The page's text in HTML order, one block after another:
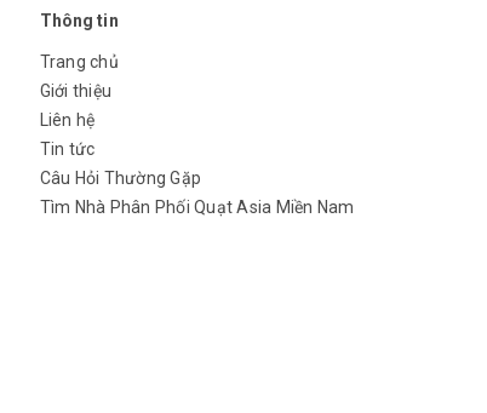
Thông tin
Trang chủ
Giới thiệu
Liên hệ
Tin tức
Câu Hỏi Thường Gặp
Tìm Nhà Phân Phối Quạt Asia Miền Nam